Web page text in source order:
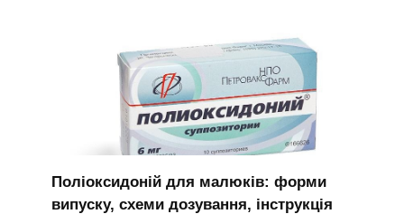
Поліоксидоній для малюків: форми
випуску, схеми дозування, інструкція